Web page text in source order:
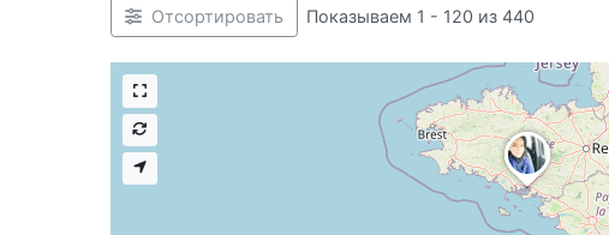
Отсортировать Показываем 1 - 120 из 440